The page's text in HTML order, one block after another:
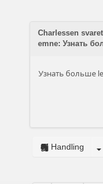
Charlessen
emne: Узнать
Узнать больше
Handling